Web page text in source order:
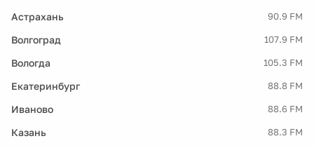
Астрахань 90.9 FM
Волгоград 107.9 FM
Вологда 105.3 FM
Екатеринбург 88.8 FM
Иваново 88.6 FM
Казань 88.3 FM